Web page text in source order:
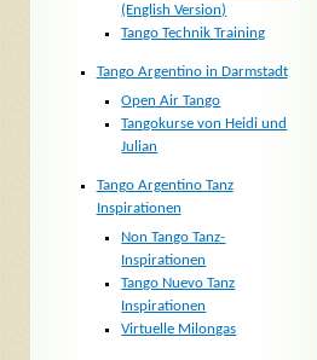
(English Version)
Tango Technik Training
Tango Argentino in Darmstadt
Open Air Tango
Tangokurse von Heidi und
Julian
Tango Argentino Tanz
Inspirationen
Non Tango Tanz-
Inspirationen
Tango Nuevo Tanz
Inspirationen
Virtuelle Milongas